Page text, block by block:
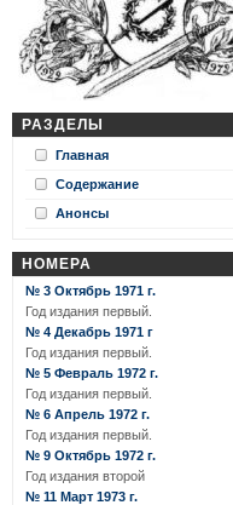
РАЗДЕЛЫ
Главная
Содержание
Анонсы
НОМЕРА
№ 3 Октябрь 1971 г.
Год издания первый.
№ 4 Декабрь 1971 г
Год издания первый.
№ 5 Февраль 1972 г.
Год издания первый.
№ 6 Апрель 1972 г.
Год издания первый.
№ 9 Октябрь 1972 г.
Год издания второй
№ 11 Март 1973 г.